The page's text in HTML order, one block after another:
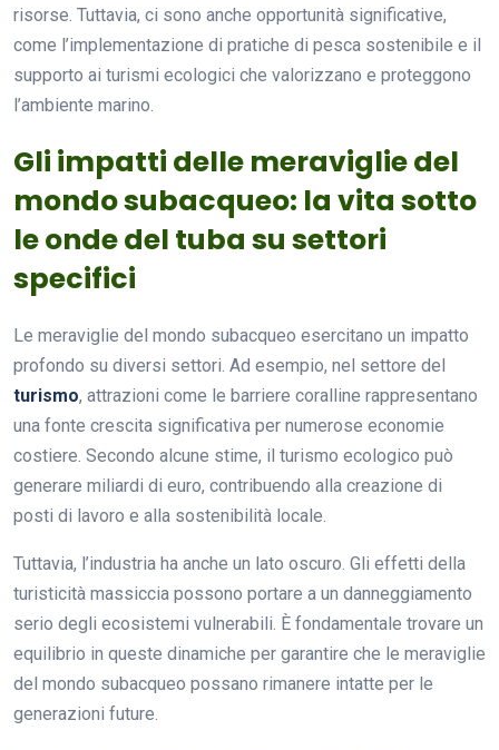
risorse. Tuttavia, ci sono anche opportunità significative,
come l’implementazione di pratiche di pesca sostenibile e il
supporto ai turismi ecologici che valorizzano e proteggono
l’ambiente marino.
Gli impatti delle meraviglie del
mondo subacqueo: la vita sotto
le onde del tuba su settori
specifici
Le meraviglie del mondo subacqueo esercitano un impatto
profondo su diversi settori. Ad esempio, nel settore del
turismo, attrazioni come le barriere coralline rappresentano
una fonte crescita significativa per numerose economie
costiere. Secondo alcune stime, il turismo ecologico può
generare miliardi di euro, contribuendo alla creazione di
posti di lavoro e alla sostenibilità locale.
Tuttavia, l’industria ha anche un lato oscuro. Gli effetti della
turisticità massiccia possono portare a un danneggiamento
serio degli ecosistemi vulnerabili. È fondamentale trovare un
equilibrio in queste dinamiche per garantire che le meraviglie
del mondo subacqueo possano rimanere intatte per le
generazioni future.